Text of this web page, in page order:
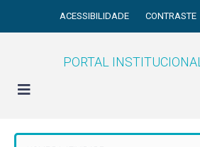
ACESSIBILIDADE CONTRASTE
PORTAL INSTITUCIONAL